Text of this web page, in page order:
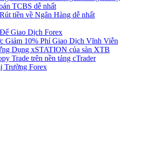
TCBS dễ nhất
tiền về Ngân Hàng dễ nhất
Giao Dịch Forex
Giảm 10% Phí Giao Dịch Vĩnh Viễn
Dụng xSTATION của sàn XTB
Trade trên nền tảng cTrader
Trường Forex